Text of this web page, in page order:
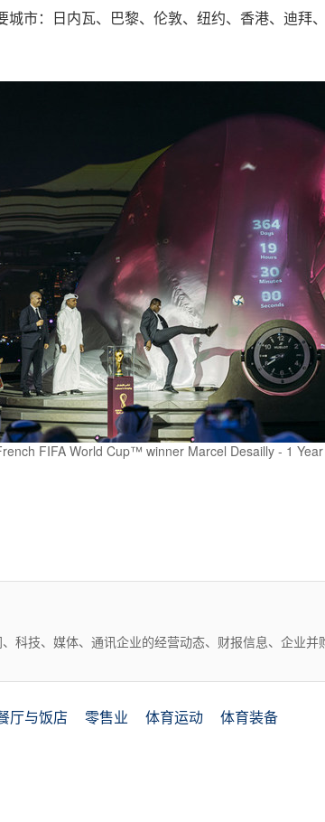
市：日内瓦、巴黎、伦敦、纽约、香港、迪拜
FIFA World Cup™ winner Marcel Desailly - 1
科技、媒体、通讯企业的经营动态、财报信息、企业并
厅与饭店 零售业 体育运动 体育装备